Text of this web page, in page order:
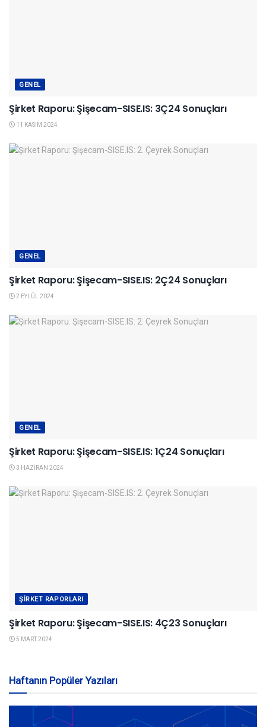
GENEL
Şirket Raporu: Şişecam-SISE.IS: 3Ç24 Sonuçları
11 KASIM 2024
GENEL
Şirket Raporu: Şişecam-SISE.IS: 2Ç24 Sonuçları
2 EYLÜL 2024
GENEL
Şirket Raporu: Şişecam-SISE.IS: 1Ç24 Sonuçları
3 HAZIRAN 2024
ŞIRKET RAPORLARI
Şirket Raporu: Şişecam-SISE.IS: 4Ç23 Sonuçları
5 MART 2024
Haftanın Popüler Yazıları